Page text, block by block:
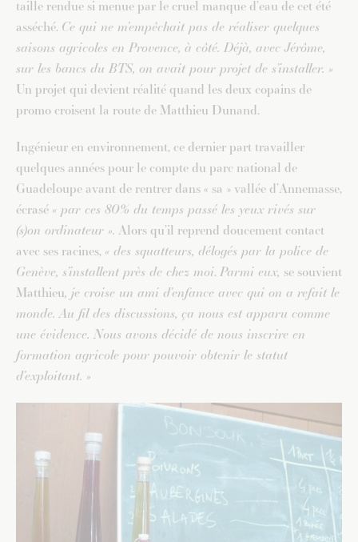
taille rendue si menue par le cruel manque d’eau de cet été
asséché. Ce qui ne m’empêchait pas de réaliser quelques
saisons agricoles en Provence, à côté. Déjà, avec Jérôme,
sur les bancs du BTS, on avait pour projet de s’installer. »
Un projet qui devient réalité quand les deux copains de
promo croisent la route de Matthieu Dunand.
Ingénieur en environnement, ce dernier part travailler
quelques années pour le compte du parc national de
Guadeloupe avant de rentrer dans « sa » vallée d’Annemasse,
écrasé « par ces 80% du temps passé les yeux rivés sur
(s)on ordinateur ». Alors qu’il reprend doucement contact
avec ses racines, « des squatteurs, délogés par la police de
Genève, s’installent près de chez moi. Parmi eux, se souvient
Matthieu, je croise un ami d’enfance avec qui on a refait le
monde. Au fil des discussions, ça nous est apparu comme
une évidence. Nous avons décidé de nous inscrire en
formation agricole pour pouvoir obtenir le statut
d’exploitant. »